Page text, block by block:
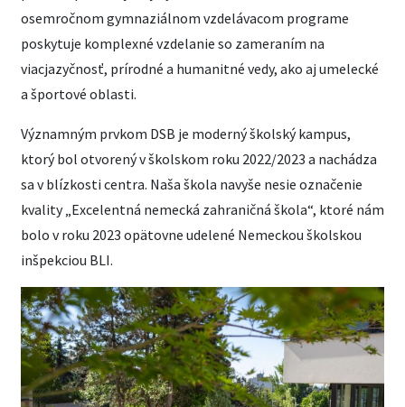
osemročnom gymnaziálnom vzdelávacom programe
poskytuje komplexné vzdelanie so zameraním na
viacjazyčnosť, prírodné a humanitné vedy, ako aj umelecké
a športové oblasti.
Významným prvkom DSB je moderný školský kampus,
ktorý bol otvorený v školskom roku 2022/2023 a nachádza
sa v blízkosti centra. Naša škola navyše nesie označenie
kvality „Excelentná nemecká zahraničná škola“, ktoré nám
bolo v roku 2023 opätovne udelené Nemeckou školskou
inšpekciou BLI.